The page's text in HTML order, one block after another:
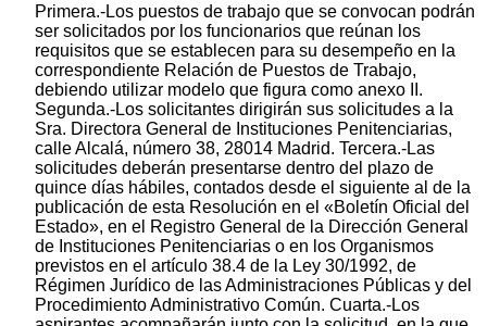
Primera.-Los puestos de trabajo que se convocan podrán
ser solicitados por los funcionarios que reúnan los
requisitos que se establecen para su desempeño en la
correspondiente Relación de Puestos de Trabajo,
debiendo utilizar modelo que figura como anexo II.
Segunda.-Los solicitantes dirigirán sus solicitudes a la
Sra. Directora General de Instituciones Penitenciarias,
calle Alcalá, número 38, 28014 Madrid. Tercera.-Las
solicitudes deberán presentarse dentro del plazo de
quince días hábiles, contados desde el siguiente al de la
publicación de esta Resolución en el «Boletín Oficial del
Estado», en el Registro General de la Dirección General
de Instituciones Penitenciarias o en los Organismos
previstos en el artículo 38.4 de la Ley 30/1992, de
Régimen Jurídico de las Administraciones Públicas y del
Procedimiento Administrativo Común. Cuarta.-Los